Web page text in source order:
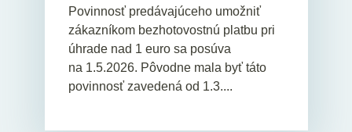
Povinnosť predávajúceho umožniť
zákazníkom bezhotovostnú platbu pri
úhrade nad 1 euro sa posúva
na 1.5.2026. Pôvodne mala byť táto
povinnosť zavedená od 1.3....